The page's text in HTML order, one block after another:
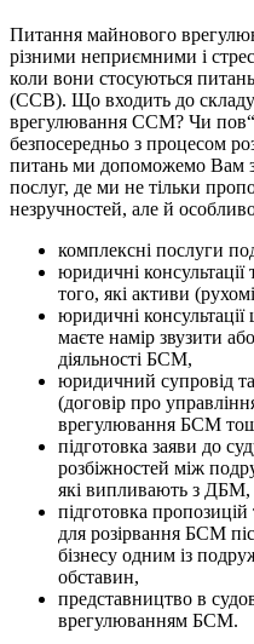
Питання майнового
різними неприємними і
коли вони стосуються питань
(ССВ). Що входить до
врегулювання ССМ? Чи
безпосередньо з процесом
питань ми допоможемо Вам
послуг, де ми не тільки
незручностей, але й
комплексні послуги
юридичні
того, які активи
юридичні
маєте намір звузити
діяльності БСМ,
юридичний супровід
(договір про
врегулювання БСМ
підготовка заяви до
розбіжностей між
які випливають з ДБМ,
підготовка пропозицій
для розірвання БСМ
бізнесу одним із
обставин,
представництво в
врегулюванням БСМ.